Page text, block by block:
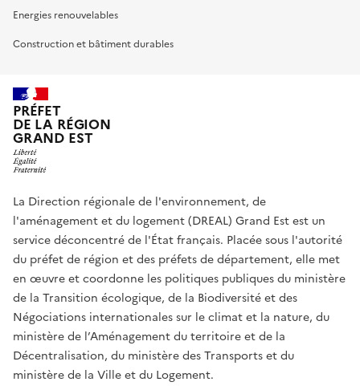
Energies renouvelables
Construction et bâtiment durables
PRÉFET
DE LA RÉGION
GRAND EST
La Direction régionale de l'environnement, de
l'aménagement et du logement (DREAL) Grand Est est un
service déconcentré de l'État français. Placée sous l'autorité
du préfet de région et des préfets de département, elle met
en œuvre et coordonne les politiques publiques du ministère
de la Transition écologique, de la Biodiversité et des
Négociations internationales sur le climat et la nature, du
ministère de l’Aménagement du territoire et de la
Décentralisation, du ministère des Transports et du
ministère de la Ville et du Logement.